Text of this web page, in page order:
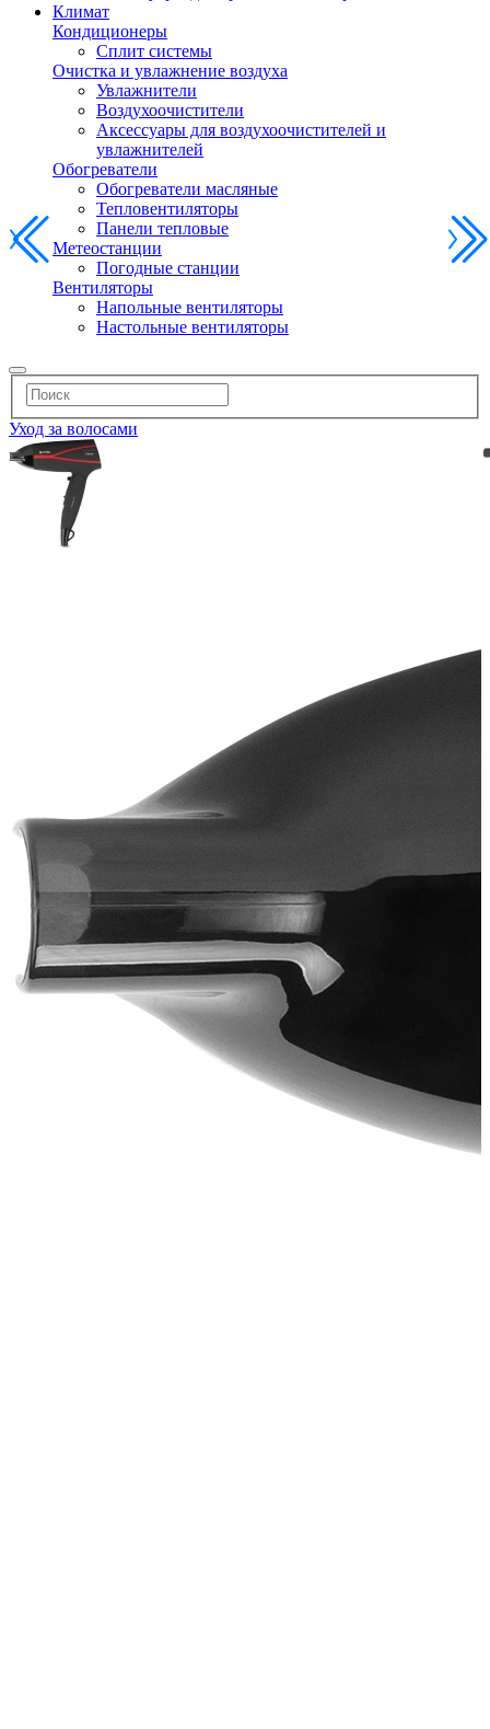
Климат
Кондиционеры
Сплит системы
Очистка и увлажнение воздуха
Увлажнители
Воздухоочистители
Аксессуары для воздухоочистителей и
увлажнителей
Обогреватели
Обогреватели масляные
Тепловентиляторы
Панели тепловые
Метеостанции
Погодные станции
Вентиляторы
Напольные вентиляторы
Настольные вентиляторы
Уход за волосами